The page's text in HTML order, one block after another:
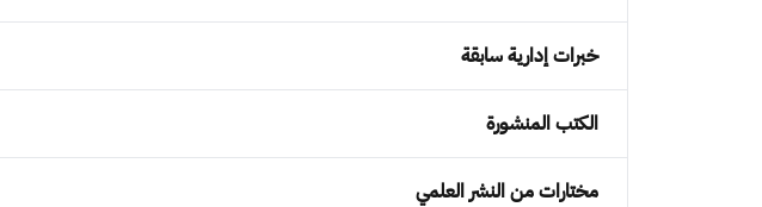
خبرات إدارية سابقة
الكتب المنشورة
مختارات من النشر العلمي